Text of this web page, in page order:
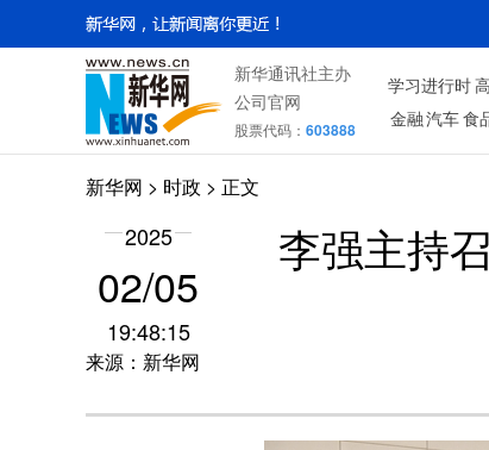
新华通讯社主办
公司官网
股票代码： 603888
学习进行时
金融 汽车 食
新华网 > 时政 > 正文
2025
02/05
19:48:15
来源：新华网
李强主持